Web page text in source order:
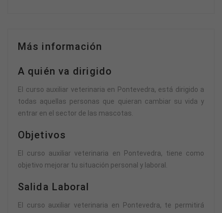
Más información
A quién va dirigido
El curso auxiliar veterinaria en Pontevedra, está dirigido a
todas aquellas personas que quieran cambiar su vida y
entrar en el sector de las mascotas.
Objetivos
El curso auxiliar veterinaria en Pontevedra, tiene como
objetivo mejorar tu situación personal y laboral.
Salida Laboral
El curso auxiliar veterinaria en Pontevedra, te permitirá